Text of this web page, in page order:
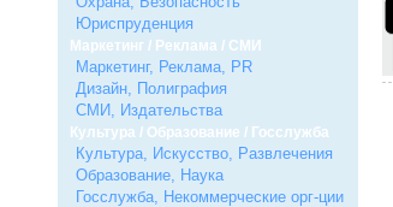
Юриспруденция
Маркетинг / Реклама / СМИ
Маркетинг, Реклама, PR
Дизайн, Полиграфия
СМИ, Издательства
Культура / Образование / Госслужба
Культура, Искусство, Развлечения
Образование, Наука
Госслужба, Некоммерческие орг-ции